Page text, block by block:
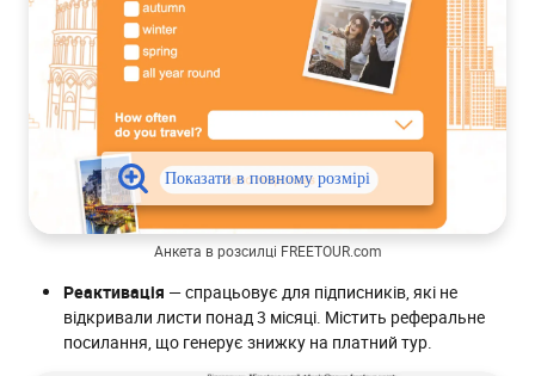
Анкета в розсилці FREETOUR.com
Реактивація — спрацьовує для підписників, які не
відкривали листи понад 3 місяці. Містить реферальне
посилання, що генерує знижку на платний тур.